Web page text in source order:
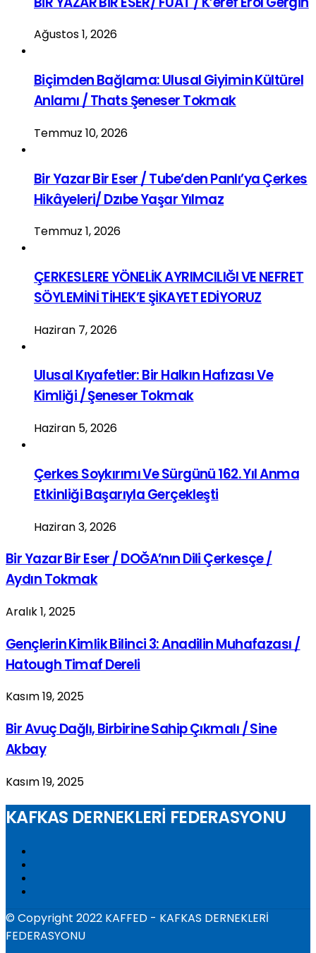
Ağustos 1, 2026
Biçimden Bağlama: Ulusal Giyimin Kültürel
Anlamı / Thats Şeneser Tokmak
Temmuz 10, 2026
Bir Yazar Bir Eser / Tube’den Panlı’ya Çerkes
Hikâyeleri/ Dzıbe Yaşar Yılmaz
Temmuz 1, 2026
ÇERKESLERE YÖNELİK AYRIMCILIĞI VE NEFRET
SÖYLEMİNİ TİHEK’E ŞİKAYET EDİYORUZ
Haziran 7, 2026
Ulusal Kıyafetler: Bir Halkın Hafızası Ve
Kimliği / Şeneser Tokmak
Haziran 5, 2026
Çerkes Soykırımı Ve Sürgünü 162. Yıl Anma
Etkinliği Başarıyla Gerçekleşti
Haziran 3, 2026
Bir Yazar Bir Eser / DOĞA’nın Dili Çerkesçe /
Aydın Tokmak
Aralık 1, 2025
Gençlerin Kimlik Bilinci 3: Anadilin Muhafazası /
Hatough Timaf Dereli
Kasım 19, 2025
Bir Avuç Dağlı, Birbirine Sahip Çıkmalı / Sine
Akbay
Kasım 19, 2025
KAFKAS DERNEKLERİ FEDERASYONU
© Copyright 2022 KAFFED - KAFKAS DERNEKLERİ
FEDERASYONU